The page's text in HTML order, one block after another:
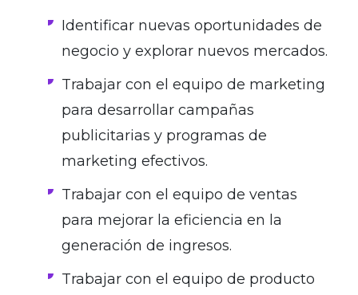
Identificar nuevas oportunidades de
negocio y explorar nuevos mercados.
Trabajar con el equipo de marketing
para desarrollar campañas
publicitarias y programas de
marketing efectivos.
Trabajar con el equipo de ventas
para mejorar la eficiencia en la
generación de ingresos.
Trabajar con el equipo de producto